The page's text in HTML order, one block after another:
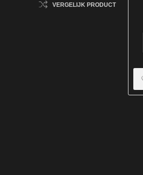
VERGELIJK PRODUCT